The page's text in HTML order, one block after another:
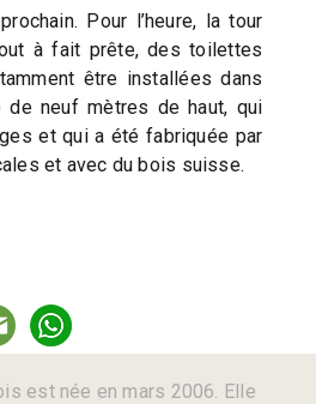
Pour l’heure, la tour
à fait prête, des toilettes
être installées dans
de neuf mètres de haut, qui
et qui a été fabriquée par
et avec du bois suisse.
est née en mars 2006. Elle